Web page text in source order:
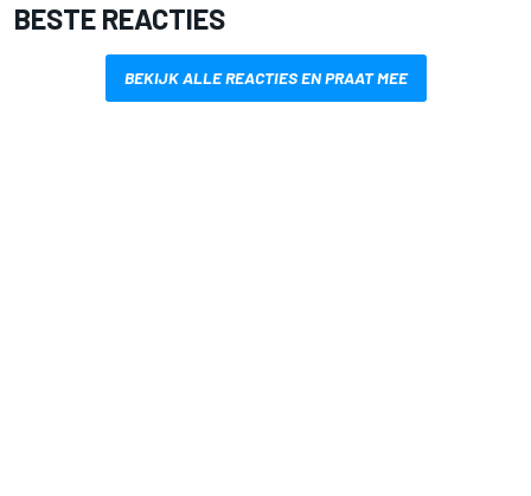
BESTE REACTIES
BEKIJK ALLE REACTIES EN PRAAT MEE